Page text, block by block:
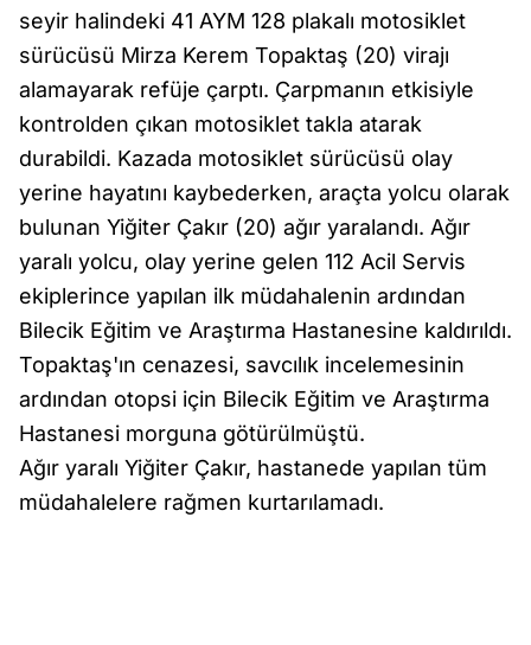
seyir halindeki 41 AYM 128 plakalı motosiklet
sürücüsü Mirza Kerem Topaktaş (20) virajı
alamayarak refüje çarptı. Çarpmanın etkisiyle
kontrolden çıkan motosiklet takla atarak
durabildi. Kazada motosiklet sürücüsü olay
yerine hayatını kaybederken, araçta yolcu olarak
bulunan Yiğiter Çakır (20) ağır yaralandı. Ağır
yaralı yolcu, olay yerine gelen 112 Acil Servis
ekiplerince yapılan ilk müdahalenin ardından
Bilecik Eğitim ve Araştırma Hastanesine kaldırıldı.
Topaktaş'ın cenazesi, savcılık incelemesinin
ardından otopsi için Bilecik Eğitim ve Araştırma
Hastanesi morguna götürülmüştü.
Ağır yaralı Yiğiter Çakır, hastanede yapılan tüm
müdahalelere rağmen kurtarılamadı.